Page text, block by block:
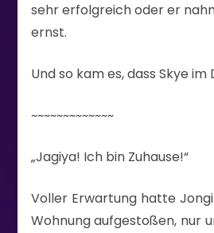
sehr erfolgreich oder er
ernst.
Und so kam es, dass Skye im
~~~~~~~~~~~~~
„Jagiya! Ich bin Zuhause!“
Voller Erwartung hatte
Wohnung aufgestoßen, nur